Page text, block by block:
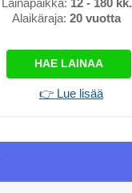
Alaikäraja: 20 vuotta
HAE LAINAA
👉 Lue lisää